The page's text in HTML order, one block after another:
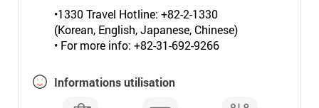
•1330 Travel Hotline: +82-2-1330
(Korean, English, Japanese, Chinese)
• For more info: +82-31-692-9266
Informations utilisation